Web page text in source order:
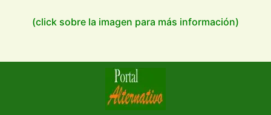
(click sobre la imagen para más información)